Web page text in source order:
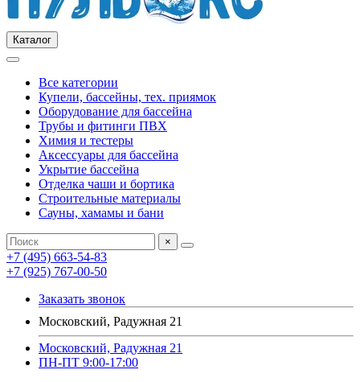
Каталог
Все категории
Купели, бассейны, тех. приямок
Оборудование для бассейна
Трубы и фитинги ПВХ
Химия и тестеры
Аксессуары для бассейна
Укрытие бассейна
Отделка чаши и бортика
Строительные материалы
Сауны, хамамы и бани
×
+7 (495) 663-54-83
+7 (925) 767-00-50
Заказать звонок
Московский, Радужная 21
Московский, Радужная 21
ПН-ПТ 9:00-17:00